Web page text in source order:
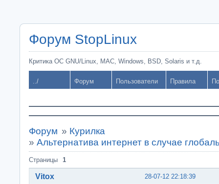
Форум StopLinux
Критика ОС GNU/Linux, MAC, Windows, BSD, Solaris и т.д.
../ Форум Пользователи Правила
Форум » Курилка
» Альтернатива интернет в случае
Страницы 1
28-07-12 22:18:39
Vitox